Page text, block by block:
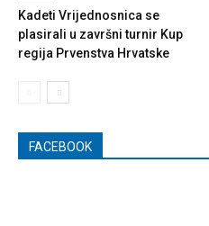
Kadeti Vrijednosnica se
plasirali u završni turnir Kup
regija Prvenstva Hrvatske
FACEBOOK